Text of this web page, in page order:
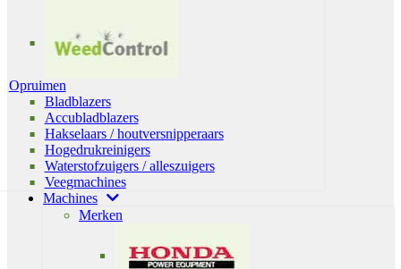
Opruimen
Bladblazers
Accubladblazers
Hakselaars / houtversnipperaars
Hogedrukreinigers
Waterstofzuigers / alleszuigers
Veegmachines
Machines
Merken